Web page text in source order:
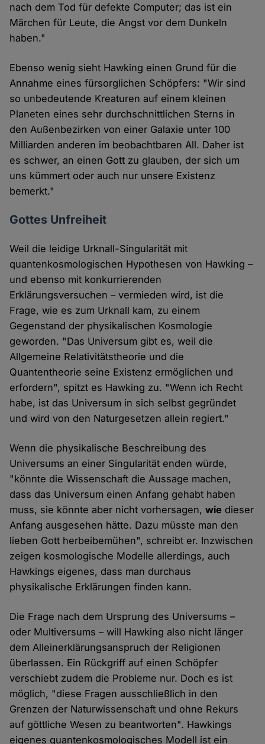
nach dem Tod für defekte Computer; das ist ein
Märchen für Leute, die Angst vor dem Dunkeln
haben."
Ebenso wenig sieht Hawking einen Grund für die
Annahme eines fürsorglichen Schöpfers: "Wir sind
so unbedeutende Kreaturen auf einem kleinen
Planeten eines sehr durchschnittlichen Sterns in
den Außenbezirken von einer Galaxie unter 100
Milliarden anderen im beobachtbaren All. Daher ist
es schwer, an einen Gott zu glauben, der sich um
uns kümmert oder auch nur unsere Existenz
bemerkt."
Gottes Unfreiheit
Weil die leidige Urknall-Singularität mit
quantenkosmologischen Hypothesen von Hawking –
und ebenso mit konkurrierenden
Erklärungsversuchen – vermieden wird, ist die
Frage, wie es zum Urknall kam, zu einem
Gegenstand der physikalischen Kosmologie
geworden. "Das Universum gibt es, weil die
Allgemeine Relativitätstheorie und die
Quantentheorie seine Existenz ermöglichen und
erfordern", spitzt es Hawking zu. "Wenn ich Recht
habe, ist das Universum in sich selbst gegründet
und wird von den Naturgesetzen allein regiert."
Wenn die physikalische Beschreibung des
Universums an einer Singularität enden würde,
"könnte die Wissenschaft die Aussage machen,
dass das Universum einen Anfang gehabt haben
muss, sie könnte aber nicht vorhersagen,wie dieser
Anfang ausgesehen hätte. Dazu müsste man den
lieben Gott herbeibemühen", schreibt er. Inzwischen
zeigen kosmologische Modelle allerdings, auch
Hawkings eigenes, dass man durchaus
physikalische Erklärungen finden kann.
Die Frage nach dem Ursprung des Universums –
oder Multiversums – will Hawking also nicht länger
dem Alleinerklärungsanspruch der Religionen
überlassen. Ein Rückgriff auf einen Schöpfer
verschiebt zudem die Probleme nur. Doch es ist
möglich, "diese Fragen ausschließlich in den
Grenzen der Naturwissenschaft und ohne Rekurs
auf göttliche Wesen zu beantworten". Hawkings
eigenes quantenkosmologisches Modell ist ein